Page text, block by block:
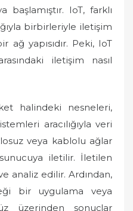
IoT, farklı
birbirleriyle iletişim
ağ yapısıdır. Peki, IoT
iletişim nasıl
halindeki nesneleri,
aracılığıyla veri
veya kablolu ağlar
iletilir. İletilen
analiz edilir. Ardından,
bir uygulama veya
üzerinden sonuçlar